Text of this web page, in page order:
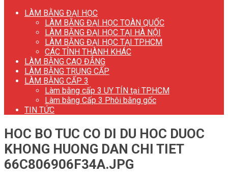
LÀM BẰNG ĐẠI HỌC
LÀM BẰNG ĐẠI HỌC TOÀN QUỐC
LÀM BẰNG ĐẠI HỌC TẠI HÀ NỘI
LÀM BẰNG ĐẠI HỌC TẠI TP.HCM
CÁC TỈNH THÀNH KHÁC
LÀM BẰNG CAO ĐẲNG
LÀM BẰNG TRUNG CẤP
LÀM BẰNG CẤP 3
Làm bằng cấp 3 UY TÍN tại TP.HCM
Làm bằng Cấp 3 Phôi bằng gốc
TIN TỨC
HOC BO TUC CO DI DU HOC DUOC
KHONG HUONG DAN CHI TIET
66C806906F34A.JPG